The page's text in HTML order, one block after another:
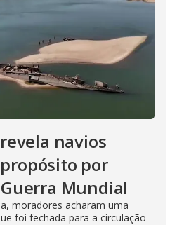
navios
por
Mundial
moradores acharam uma
foi fechada para a circulação